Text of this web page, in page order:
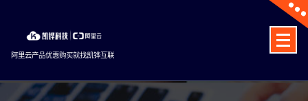
content
阿里云产品优惠购买就找凯铧互联